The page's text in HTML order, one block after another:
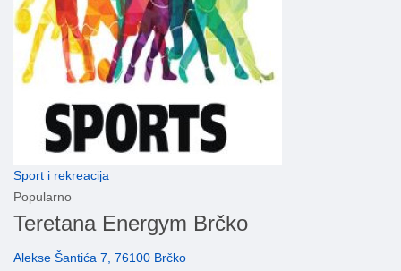
Sport i rekreacija
Popularno
Teretana Energym Brčko
Alekse Šantića 7, 76100 Brčko